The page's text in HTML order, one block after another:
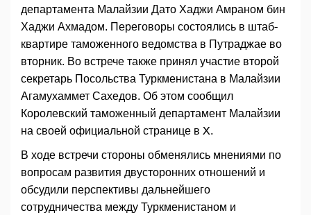
департамента Малайзии Дато Хаджи Амраном бин
Хаджи Ахмадом. Переговоры состоялись в штаб-
квартире таможенного ведомства в Путраджае во
вторник. Во встрече также принял участие второй
секретарь Посольства Туркменистана в Малайзии
Агамухаммет Сахедов. Об этом сообщил
Королевский таможенный департамент Малайзии
на своей официальной странице в X.
В ходе встречи стороны обменялись мнениями по
вопросам развития двусторонних отношений и
обсудили перспективы дальнейшего
сотрудничества между Туркменистаном и